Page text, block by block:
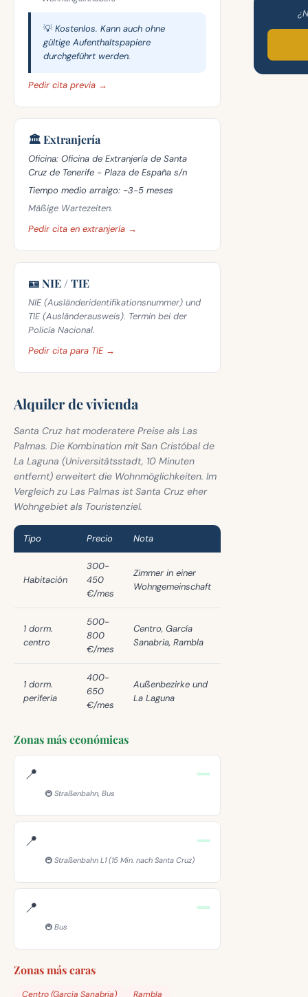
💡 Kostenlos. Kann auch ohne
gültige Aufenthaltspapiere
durchgeführt werden.
Pedir cita previa →
🏛️ Extranjería
Oficina: Oficina de Extranjería de Santa
Cruz de Tenerife - Plaza de España s/n
Tiempo medio arraigo: ~3-5 meses
Mäßige Wartezeiten.
Pedir cita en extranjería →
🪪 NIE / TIE
NIE (Ausländeridentifikationsnummer) und
TIE (Ausländerausweis). Termin bei der
Policía Nacional.
Pedir cita para TIE →
Alquiler de vivienda
Santa Cruz hat moderatere Preise als Las
Palmas. Die Kombination mit San Cristóbal de
La Laguna (Universitätsstadt, 10 Minuten
entfernt) erweitert die Wohnmöglichkeiten. Im
Vergleich zu Las Palmas ist Santa Cruz eher
Wohngebiet als Touristenziel.
Tipo Precio Nota
Habitación
300-
450
€/mes
Zimmer in einer
Wohngemeinschaft
1 dorm.
centro
500-
800
€/mes
Centro, García
Sanabria, Rambla
1 dorm.
periferia
400-
650
€/mes
Außenbezirke und
La Laguna
Zonas más económicas
📍
🚇 Straßenbahn, Bus
📍
🚇 Straßenbahn L1 (15 Min. nach Santa Cruz)
📍
🚇 Bus
Zonas más caras
Centro (García Sanabria)
Rambla